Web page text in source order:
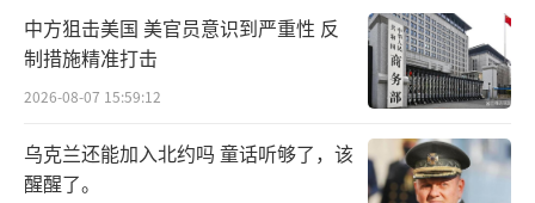
至开始出口杀伤性武器，在穷兵黩武的道路上
越走越远。更令人发指的是，日方近期还计划
恢复“大佐”等旧日本军队的军阶用语，高市
领导的自民党开始讨论修改“无核三原则”，
其本人还暗示研发核动力潜艇等。一系列倒行
中方狙击美国 美官员意识到严重性 反
制措施精准打击
2026-08-07 15:59:12
乌克兰还能加入北约吗 童话听够了，该
醒醒了。